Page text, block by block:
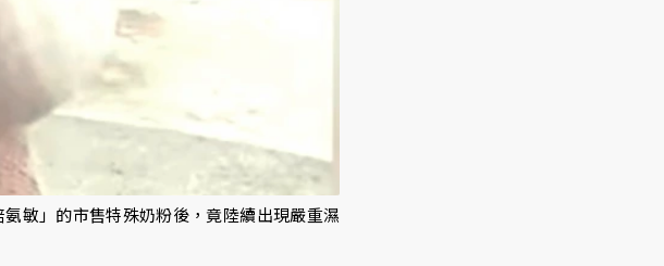
敏」的市售特殊奶粉後，竟陸續出現嚴重濕